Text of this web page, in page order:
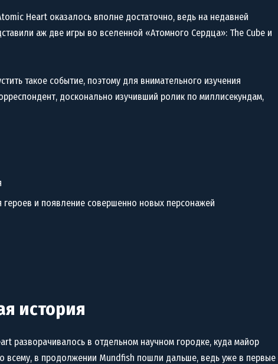
Heart оказалось вполне достаточно, ведь на недавней
аж две игры во вселенной «Атомного Сердца»: The Cube и
такое событие, поэтому для внимательного изучения
досконально изучивший ролик по миллисекундам,
и появление совершенно новых персонажей
история
разворачивалось в отдельном научном городке, куда майор
всему, в продолжении Mundfish пошли дальше, ведь уже в первые